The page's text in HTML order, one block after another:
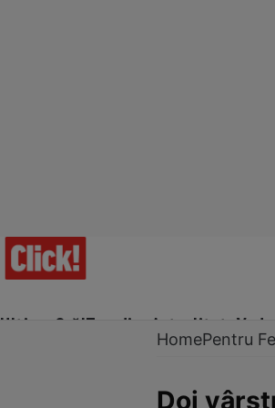
Ultima Oră!Trending Actualitate
HomePentru
Doi